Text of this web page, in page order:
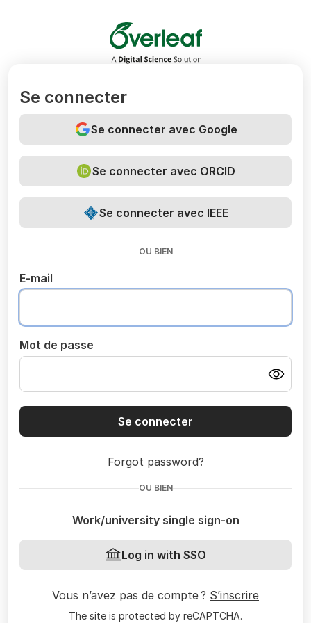
Overleaf
Se connecter
Se connecter avec Google
Se connecter avec ORCID
Se connecter avec IEEE
OU BIEN
E-mail
Mot de passe
Se connecter
Forgot password?
OU BIEN
Work/university single sign-on
Log in with SSO
Vous n’avez pas de compte ? S’inscrire
The site is protected by reCAPTCHA.